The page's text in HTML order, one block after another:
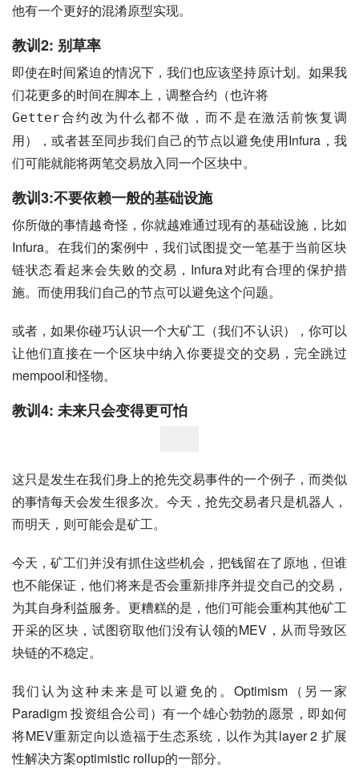
他有一个更好的混淆原型实现。
教训2: 别草率
即使在时间紧迫的情况下，我们也应该坚持原计划。如果我
们花更多的时间在脚本上，调整合约（也许将
Getter合约改为什么都不做，而不是在激活前恢复调
用），或者甚至同步我们自己的节点以避免使用Infura，我
们可能就能将两笔交易放入同一个区块中。
教训3:不要依赖一般的基础设施
你所做的事情越奇怪，你就越难通过现有的基础设施，比如
Infura。在我们的案例中，我们试图提交一笔基于当前区块
链状态看起来会失败的交易，Infura对此有合理的保护措
施。而使用我们自己的节点可以避免这个问题。
或者，如果你碰巧认识一个大矿工（我们不认识），你可以
让他们直接在一个区块中纳入你要提交的交易，完全跳过
mempool和怪物。
教训4: 未来只会变得更可怕
这只是发生在我们身上的抢先交易事件的一个例子，而类似
的事情每天会发生很多次。今天，抢先交易者只是机器人，
而明天，则可能会是矿工。
今天，矿工们并没有抓住这些机会，把钱留在了原地，但谁
也不能保证，他们将来是否会重新排序并提交自己的交易，
为其自身利益服务。更糟糕的是，他们可能会重构其他矿工
开采的区块，试图窃取他们没有认领的MEV，从而导致区
块链的不稳定。
我们认为这种未来是可以避免的。Optimism（另一家
Paradigm 投资组合公司）有一个雄心勃勃的愿景，即如何
将MEV重新定向以造福于生态系统，以作为其layer 2 扩展
性解决方案optimistic rollup的一部分。